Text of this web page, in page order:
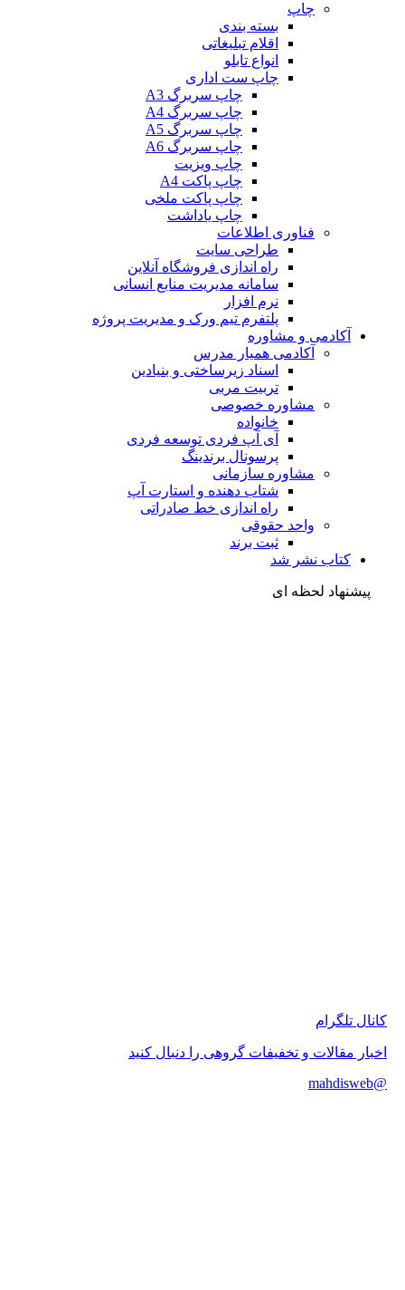
بسته بندی
اقلام تبلیغاتی
انواع تابلو
چاپ ست اداری
چاپ سربرگ A3
چاپ سربرگ A4
چاپ سربرگ A5
چاپ سربرگ A6
چاپ ویزیت
چاپ پاکت A4
چاپ پاکت ملخی
چاپ یاداشت
فناوری اطلاعات
طراحی سایت
راه اندازی فروشگاه آنلاین
سامانه مدیریت منابع انسانی
نرم افزار
پلتفرم تیم ورک و مدیریت پروژه
آکادمی و مشاوره
آکادمی همیار مدرس
اسناد زیرساختی و بنیادین
تربیت مربی
مشاوره خصوصی
خانواده
آی آپ فردی توسعه فردی
پرسونال برندینگ
مشاوره سازمانی
شتاب دهنده و استارت آپ
راه اندازی خط صادراتی
واحد حقوقی
ثبت برند
کتاب نشر شد
لحظه ای
تلگرام
مقالات و تخفیفات گروهی را دنبال کنید